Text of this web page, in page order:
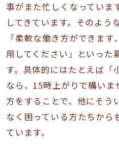
事がまた忙しくなっていま
してきています。そのよう
「柔軟な働き方ができま
用してください」といった
す。具体的にはたとえば「
なら、15時上がりで構い
方をすることで、他にそう
なく困っている方たちから
ています。